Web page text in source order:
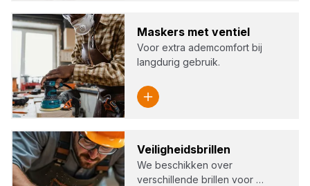
Mas­kers met ven­tiel
Voor extra ademcomfort bij
langdurig gebruik.
Vei­lig­heids­bril­len
We beschikken over
verschillende brillen voor …